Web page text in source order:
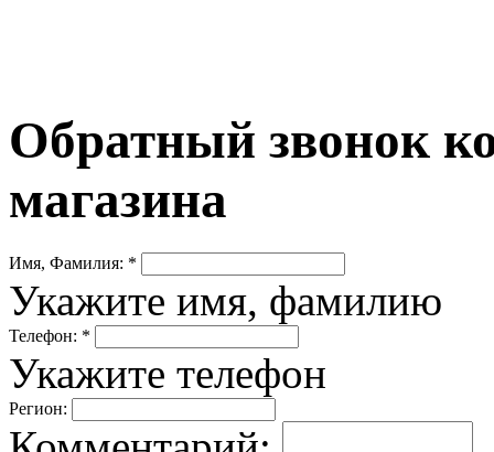
Обратный звонок
магазина
Имя, Фамилия: *
Укажите имя, фамилию
Телефон: *
Укажите телефон
Регион: